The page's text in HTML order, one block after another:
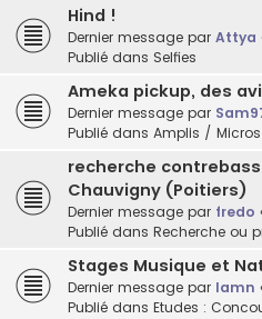
Hind !
Dernier message par Attya
Publié dans Selfies
Ameka pickup, des
Dernier message par
Publié dans Amplis /
recherche
Chauvigny (Poitiers)
Dernier message par fredo
Publié dans Recherche ou
Stages Musique et
Dernier message par lamn
Publié dans Etudes :